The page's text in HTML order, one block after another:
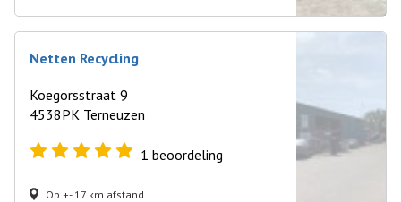
Netten Recycling
Koegorsstraat 9
4538PK Terneuzen
1 beoordeling
Op +- 17 km afstand